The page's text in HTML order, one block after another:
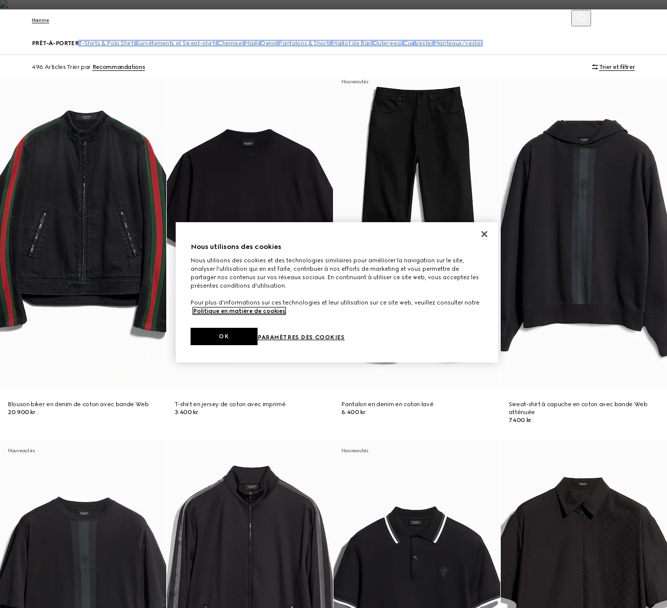
Nous Contacter
Homme
PRÊT-À-PORTERT-Shirts & Polo Shirts Survêtements et Sweat-shirts Chemises MailleDenim Pantalons & Shorts Maillot de Bain Outerwear Cuir Vestes Manteaux/vestes
496 Articles Trier par Recommandations Trier et filtrer
Blouson biker en denim de coton avec bande Web
20.900 kr.
T-shirt en jersey de coton avec imprimé
3.400 kr.
Nouveautés
Pantalon en denim en coton lavé
6.400 kr.
Sweat-shirt à capuche en coton avec bande Web
atténuée
7.400 kr.
Nouveautés Nouveautés
Nous utilisons des cookies
Nous utilisons des cookies et des technologies similaires pour améliorer la navigation sur le site,
analyser l'utilisation qui en est faite, contribuer à nos efforts de marketing et vous permettre de
partager nos contenus sur vos réseaux sociaux. En continuant à utiliser ce site web, vous acceptez les
présentes conditions d'utilisation.
Pour plus d'informations sur ces technologies et leur utilisation sur ce site web, veuillez consulter notre
Politique en matière de cookies.
PARAMÈTRES DES COOKIES
OK